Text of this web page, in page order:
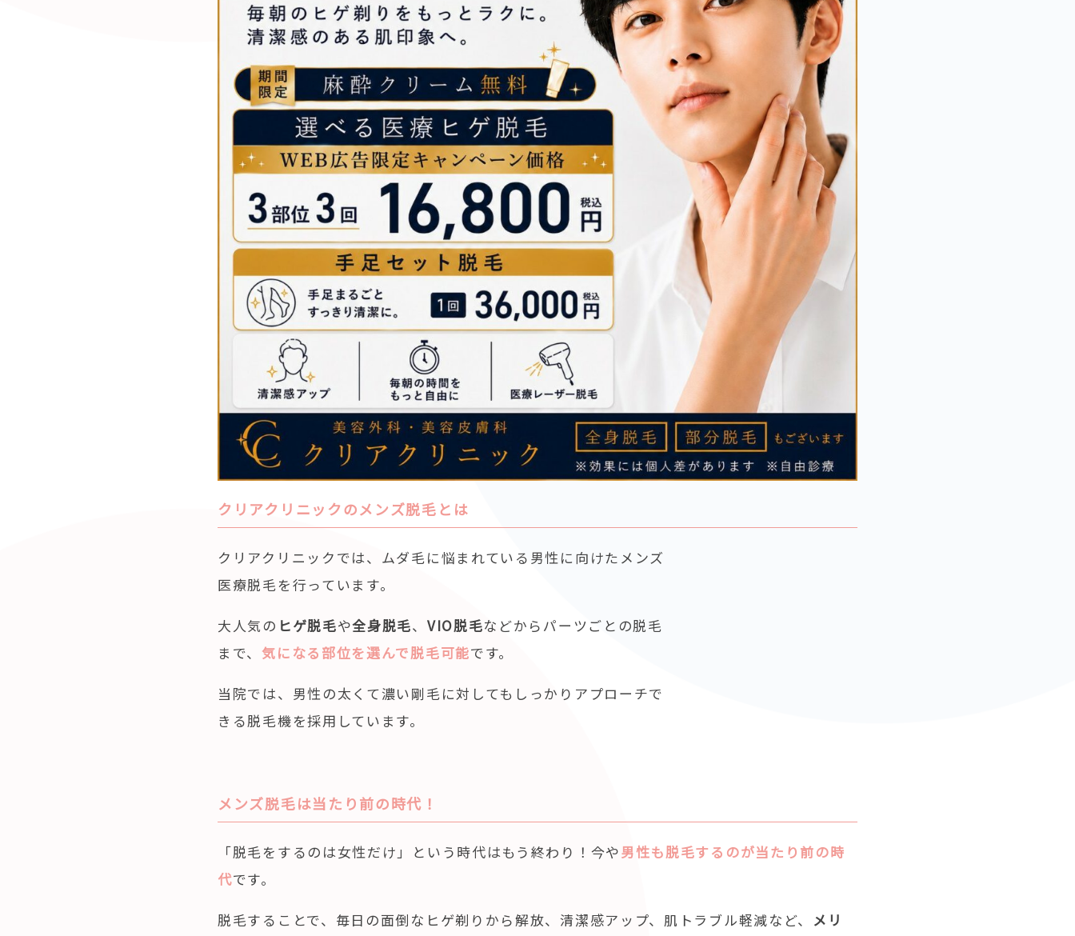
クリアクリニックのメンズ脱毛とは
クリアクリニックでは、ムダ毛に悩まれている男性に向けたメンズ
医療脱毛を行っています。
大人気の ヒゲ脱毛や全身脱毛、 VIO脱毛などからパーツごとの脱毛
まで、 気になる部位を選んで脱毛可能です。
当院では、男性の太くて濃い剛毛に対してもしっかりアプローチで
きる脱毛機を採用しています。
メンズ脱毛は当たり前の時代！
「脱毛をするのは女性だけ」という時代はもう終わり！今や男性も脱毛するのが当たり前の時
代です。
脱毛することで、毎日の面倒なヒゲ剃りから解放、清潔感アップ、肌トラブル軽減など、 メリ